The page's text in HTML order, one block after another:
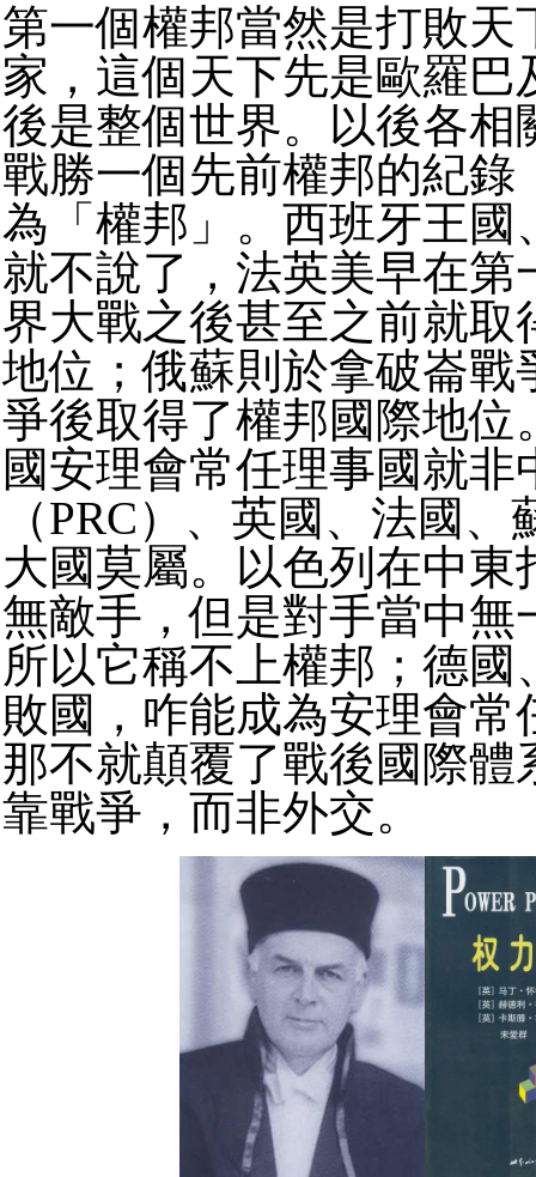
第一個權邦當然是打敗天
家，這個天下先是歐羅巴
後是整個世界。以後各相
戰勝一個先前權邦的紀錄
為「權邦」。西班牙王國
就不說了，法英美早在第
界大戰之後甚至之前就取
地位；俄蘇則於拿破崙戰
爭後取得了權邦國際地位
國安理會常任理事國就非
（PRC）、英國、法國
大國莫屬。以色列在中東
無敵手，但是對手當中無
所以它稱不上權邦；德國
敗國，咋能成為安理會常
那不就顛覆了戰後國際體
靠戰爭，而非外交。